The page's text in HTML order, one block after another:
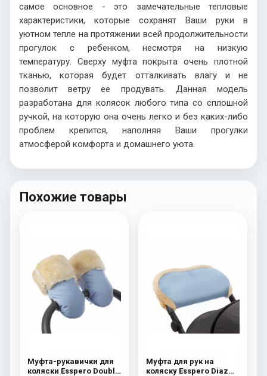
самое основное - это замечательные тепловые
характеристики, которые сохранят Ваши руки в
уютном тепле на протяжении всей продолжительности
прогулок с ребенком, несмотря на низкую
температуру. Сверху муфта покрыта очень плотной
тканью, которая будет отталкивать влагу и не
позволит ветру ее продувать. Данная модель
разработана для колясок любого типа со сплошной
ручкой, на которую она очень легко и без каких-либо
проблем крепится, наполняя Ваши прогулки
атмосферой комфорта и домашнего уюта.
Похожие товары
Муфта-рукавички для
коляски Esspero Double
Муфта для рук на
коляску Esspero Diaz